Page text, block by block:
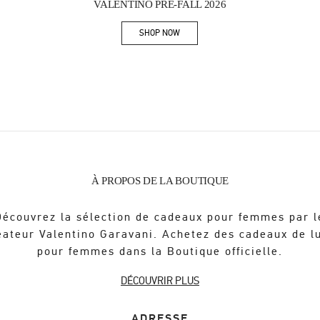
VALENTINO PRE-FALL 2026
SHOP NOWLink Opens in New Tab
À PROPOS DE LA BOUTIQUE
la sélection de cadeaux pour femmes par
Valentino Garavani. Achetez des cadeaux de
pour femmes dans la Boutique officielle.
DÉCOUVRIR PLUS